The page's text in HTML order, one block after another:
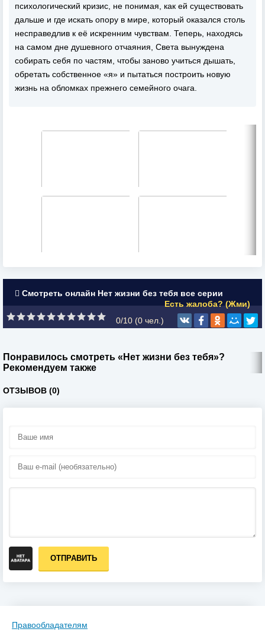
психологический кризис, не понимая, как ей существовать
дальше и где искать опору в мире, который оказался столь
несправедлив к её искренним чувствам. Теперь, находясь
на самом дне душевного отчаяния, Света вынуждена
собирать себя по частям, чтобы заново учиться дышать,
обретать собственное «я» и пытаться построить новую
жизнь на обломках прежнего семейного очага.
Смотреть онлайн Нет жизни без тебя все серии
Есть жалоба? (Жми)
0/10 (0 чел.)
Понравилось смотреть «Нет жизни без тебя»?
Рекомендуем также
ОТЗЫВОВ (0)
ОТПРАВИТЬ
Правообладателям